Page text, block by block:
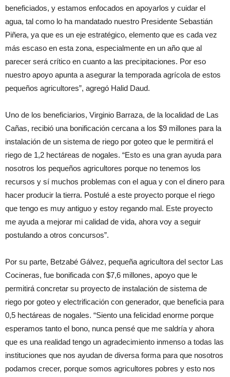
beneficiados, y estamos enfocados en apoyarlos y cuidar el
agua, tal como lo ha mandatado nuestro Presidente Sebastián
Piñera, ya que es un eje estratégico, elemento que es cada vez
más escaso en esta zona, especialmente en un año que al
parecer será crítico en cuanto a las precipitaciones. Por eso
nuestro apoyo apunta a asegurar la temporada agrícola de estos
pequeños agricultores”, agregó Halid Daud.
Uno de los beneficiarios, Virginio Barraza, de la localidad de Las
Cañas, recibió una bonificación cercana a los $9 millones para la
instalación de un sistema de riego por goteo que le permitirá el
riego de 1,2 hectáreas de nogales. “Esto es una gran ayuda para
nosotros los pequeños agricultores porque no tenemos los
recursos y sí muchos problemas con el agua y con el dinero para
hacer producir la tierra. Postulé a este proyecto porque el riego
que tengo es muy antiguo y estoy regando mal. Este proyecto
me ayuda a mejorar mi calidad de vida, ahora voy a seguir
postulando a otros concursos”.
Por su parte, Betzabé Gálvez, pequeña agricultora del sector Las
Cocineras, fue bonificada con $7,6 millones, apoyo que le
permitirá concretar su proyecto de instalación de sistema de
riego por goteo y electrificación con generador, que beneficia para
0,5 hectáreas de nogales. “Siento una felicidad enorme porque
esperamos tanto el bono, nunca pensé que me saldría y ahora
que es una realidad tengo un agradecimiento inmenso a todas las
instituciones que nos ayudan de diversa forma para que nosotros
podamos crecer, porque somos agricultores pobres y esto nos